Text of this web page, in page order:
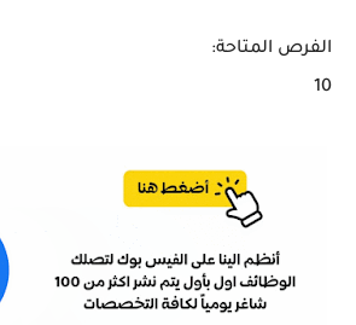
الفرص المتاحة:
10